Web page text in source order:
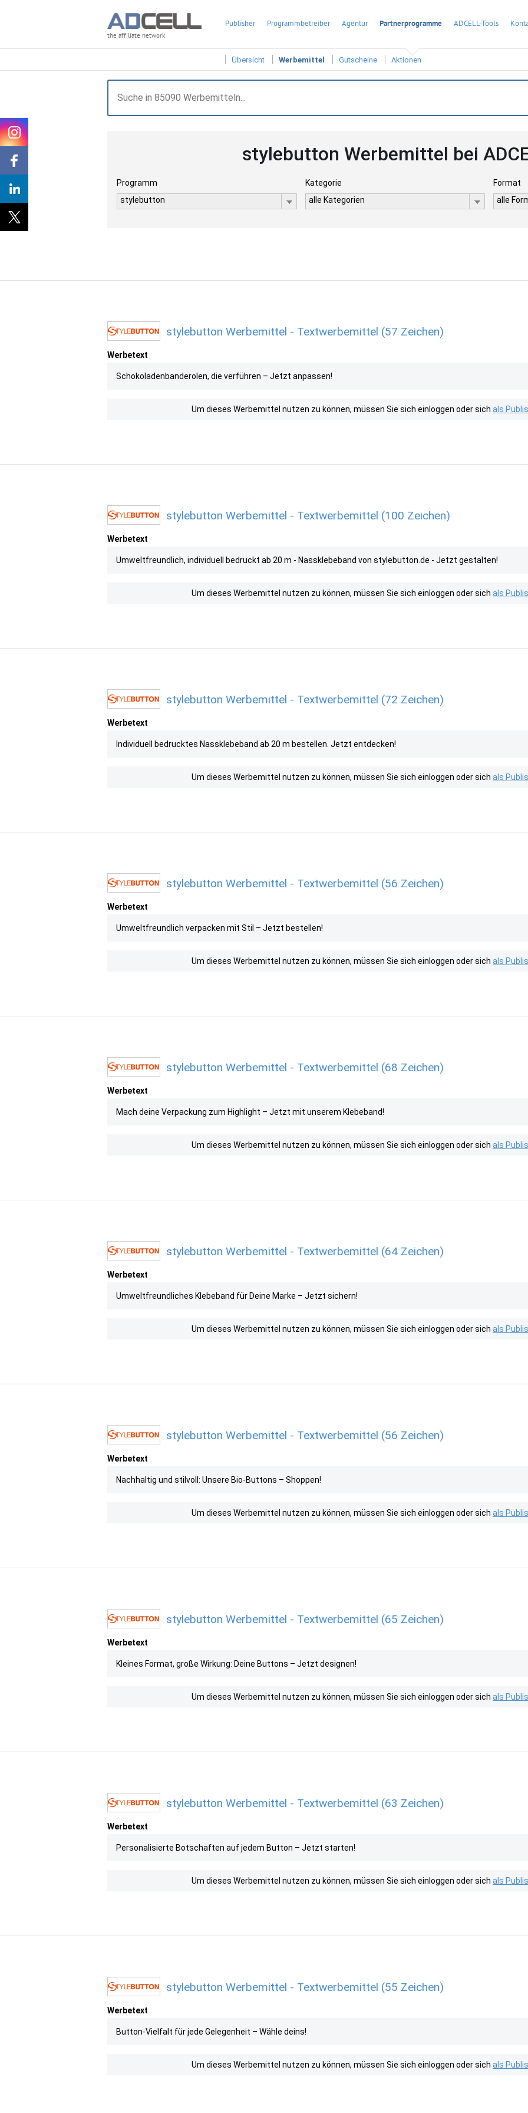
the affiliate network
Publisher Programmbetreiber Agentur Partnerprogramme ADCELL-Tools
Übersicht Werbemittel Gutscheine Aktionen
stylebutton Werbemittel bei
Programm
stylebutton
Kategorie
alle Kategorien
Format
alle
stylebutton Werbemittel - Textwerbemittel (57 Zeichen)
Werbetext
Schokoladenbanderolen, die verführen – Jetzt anpassen!
Um dieses Werbemittel nutzen zu können, müssen Sie sich einloggen oder sich als
stylebutton Werbemittel - Textwerbemittel (100 Zeichen)
Werbetext
Umweltfreundlich, individuell bedruckt ab 20 m - Nassklebeband von stylebutton.de - Jetzt gestalten!
Um dieses Werbemittel nutzen zu können, müssen Sie sich einloggen oder sich als
stylebutton Werbemittel - Textwerbemittel (72 Zeichen)
Werbetext
Individuell bedrucktes Nassklebeband ab 20 m bestellen. Jetzt entdecken!
Um dieses Werbemittel nutzen zu können, müssen Sie sich einloggen oder sich als
stylebutton Werbemittel - Textwerbemittel (56 Zeichen)
Werbetext
Umweltfreundlich verpacken mit Stil – Jetzt bestellen!
Um dieses Werbemittel nutzen zu können, müssen Sie sich einloggen oder sich als
stylebutton Werbemittel - Textwerbemittel (68 Zeichen)
Werbetext
Mach deine Verpackung zum Highlight – Jetzt mit unserem Klebeband!
Um dieses Werbemittel nutzen zu können, müssen Sie sich einloggen oder sich als
stylebutton Werbemittel - Textwerbemittel (64 Zeichen)
Werbetext
Umweltfreundliches Klebeband für Deine Marke – Jetzt sichern!
Um dieses Werbemittel nutzen zu können, müssen Sie sich einloggen oder sich als
stylebutton Werbemittel - Textwerbemittel (56 Zeichen)
Werbetext
Nachhaltig und stilvoll: Unsere Bio-Buttons – Shoppen!
Um dieses Werbemittel nutzen zu können, müssen Sie sich einloggen oder sich als
stylebutton Werbemittel - Textwerbemittel (65 Zeichen)
Werbetext
Kleines Format, große Wirkung: Deine Buttons – Jetzt designen!
Um dieses Werbemittel nutzen zu können, müssen Sie sich einloggen oder sich als
stylebutton Werbemittel - Textwerbemittel (63 Zeichen)
Werbetext
Personalisierte Botschaften auf jedem Button – Jetzt starten!
Um dieses Werbemittel nutzen zu können, müssen Sie sich einloggen oder sich als
stylebutton Werbemittel - Textwerbemittel (55 Zeichen)
Werbetext
Button-Vielfalt für jede Gelegenheit – Wähle deins!
Um dieses Werbemittel nutzen zu können, müssen Sie sich einloggen oder sich als